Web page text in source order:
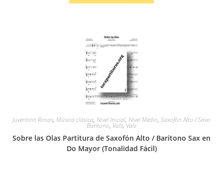
Juventino Rosas, Música clásica, Nivel Inicial, Nivel Medio, Saxofón Alto / Saxo
Barítono, Vals,Vals
Sobre las Olas Partitura de Saxofón Alto / Baritono Sax en
Do Mayor (Tonalidad Fácil)